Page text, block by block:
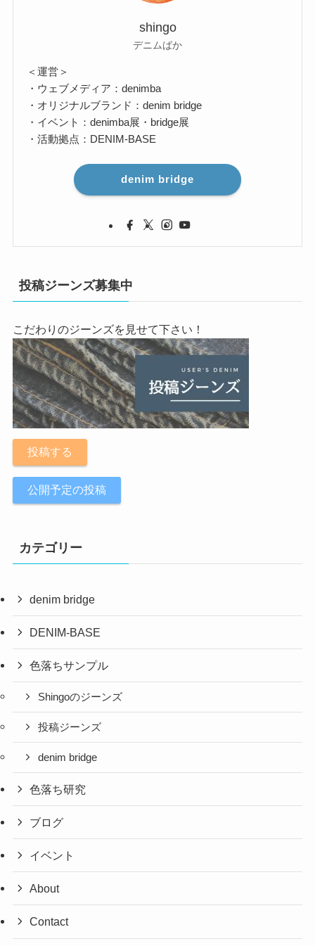
shingo
デニムばか
＜運営＞
・ウェブメディア：denimba
・オリジナルブランド：denim bridge
・イベント：denimba展・bridge展
・活動拠点：DENIM-BASE
denim bridge
投稿ジーンズ募集中
こだわりのジーンズを見せて下さい！
投稿する
公開予定の投稿
カテゴリー
denim bridge
DENIM-BASE
色落ちサンプル
Shingoのジーンズ
投稿ジーンズ
denim bridge
色落ち研究
ブログ
イベント
About
Contact